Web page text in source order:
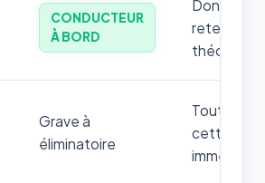
CONDUCTEUR
À BORD
Donnée
retenir
théorique.
Grave à
éliminatoire
Toute
cette